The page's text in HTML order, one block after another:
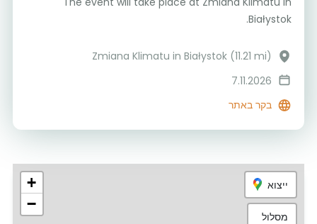
Białystok.
Zmiana Klimatu in Białystok (11.21 mi)
7.11.2026
בקר באתר
+
−
ייצוא
מסלול